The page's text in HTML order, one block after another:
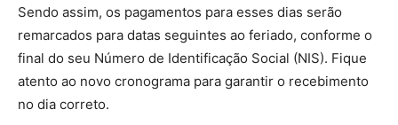
Sendo assim, os pagamentos para esses dias serão
remarcados para datas seguintes ao feriado, conforme o
final do seu Número de Identificação Social (NIS). Fique
atento ao novo cronograma para garantir o recebimento
no dia correto.